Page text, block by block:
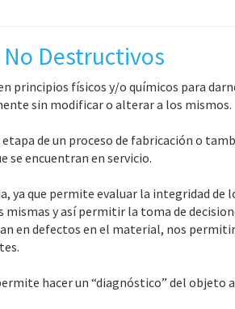
Destructivos
principios físicos y/o químicos para
sin modificar o alterar a los mismos.
de un proceso de fabricación o
se encuentran en servicio.
ya que permite evaluar la integridad de
mismas y así permitir la toma de
en defectos en el material, nos
hacer un “diagnóstico” del objeto